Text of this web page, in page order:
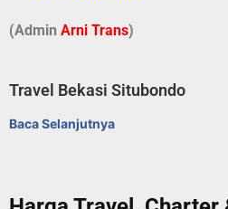
(Admin Arni Trans)
Travel Bekasi Situbondo
Baca Selanjutnya